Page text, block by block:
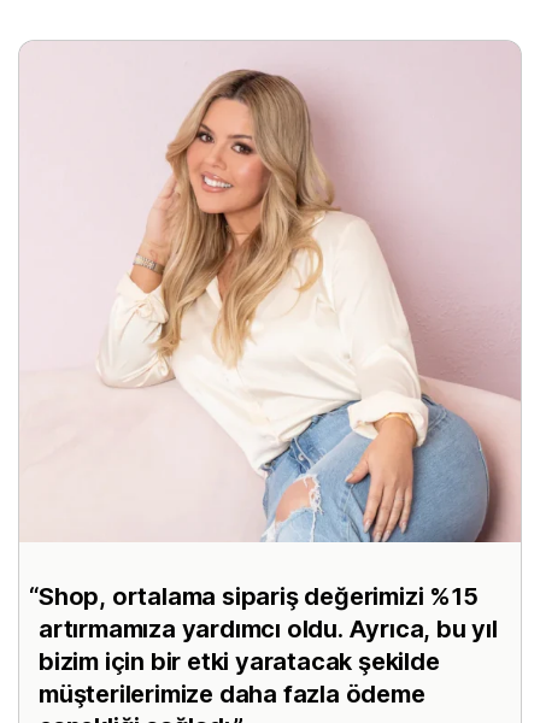
Shop, ortalama sipariş değerimizi %15
artırmamıza yardımcı oldu. Ayrıca, bu yıl
bizim için bir etki yaratacak şekilde
müşterilerimize daha fazla ödeme